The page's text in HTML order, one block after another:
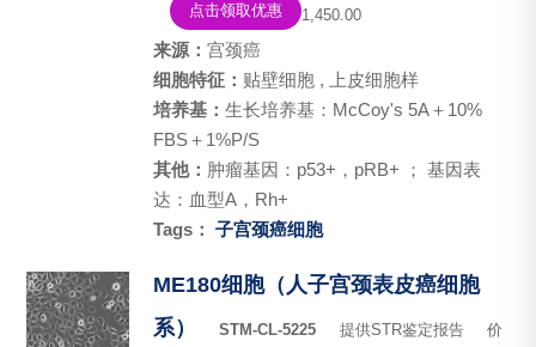
1,450.00
点击领取优惠
来源： 宫颈癌
细胞特征： 贴壁细胞 , 上皮细胞样
培养基： 生长培养基：McCoy's 5A＋10%
FBS＋1%P/S
其他： 肿瘤基因：p53+，pRB+ ； 基因表
达：血型A，Rh+
Tags： 子宫颈癌细胞
ME180细胞（人子宫颈表皮癌细胞
系）
STM-CL-5225 提供STR鉴定报告 价